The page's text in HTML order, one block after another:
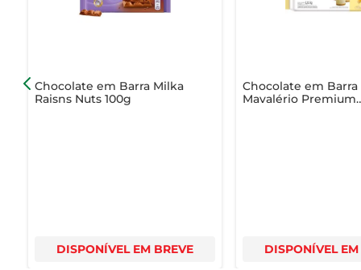
Chocolate em Barra Milka
Raisns Nuts 100g
DISPONÍVEL EM BREVE
Chocolate em Barra
Mavalério Premium
DISPONÍVEL EM